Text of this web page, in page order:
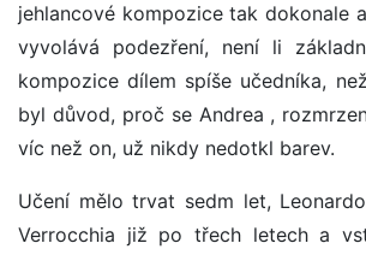
jehlancové kompozice tak dokonale
vyvolává podezření, není li
kompozice dílem spíše učedníka,
byl důvod, proč se Andrea ,
víc než on, už nikdy nedotkl barev.
Učení mělo trvat sedm let,
Verrocchia již po třech letech a